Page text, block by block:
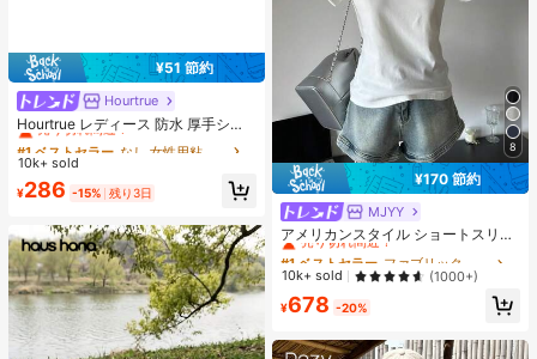
¥51 節約
Hourtrue
Hourtrue レディース 防水 厚手シリ
コン製 ニップルカバー 小さな胸用
リフトアップ＆プッシュイン ウェデ
#1 ベストセラー
売り切れ間近！
#1 ベストセラー
売り切れ間近！
#1 ベストセラー
売り切れ間近！
#1 ベストセラー
10k+ sold
¥286 -15% 残り3日
8
¥170 節約
MJYY
アメリカンスタイル ショートスリー
ブ クルーネック フィッテッド Tシャ
ツ レディース、春夏、新作ホワイト
カジュアルトップス
#1 ベストセラー
売り切れ間近！
#1 ベストセラー
売り切れ間近！
#1 ベストセラー
売り切れ間近！
#1 ベストセラー
売り切れ間近！
10k+ sold (1000+)
¥678 -20%